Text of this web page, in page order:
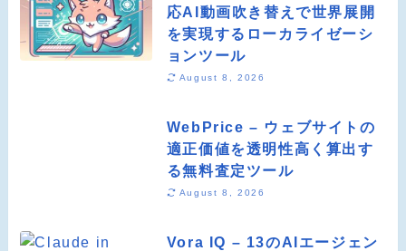
応AI動画吹き替えで世界展開
を実現するローカライゼーシ
ョンツール
August 8, 2026
WebPrice – ウェブサイトの
適正価値を透明性高く算出す
る無料査定ツール
August 8, 2026
Vora IQ – 13のAIエージェン